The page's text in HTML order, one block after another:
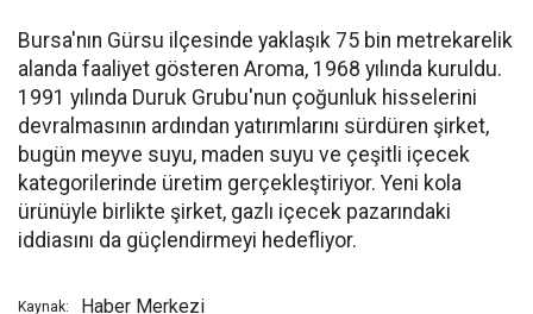
Bursa'nın Gürsu ilçesinde yaklaşık 75 bin metrekarelik
alanda faaliyet gösteren Aroma, 1968 yılında kuruldu.
1991 yılında Duruk Grubu'nun çoğunluk hisselerini
devralmasının ardından yatırımlarını sürdüren şirket,
bugün meyve suyu, maden suyu ve çeşitli içecek
kategorilerinde üretim gerçekleştiriyor. Yeni kola
ürünüyle birlikte şirket, gazlı içecek pazarındaki
iddiasını da güçlendirmeyi hedefliyor.
Kaynak: Haber Merkezi